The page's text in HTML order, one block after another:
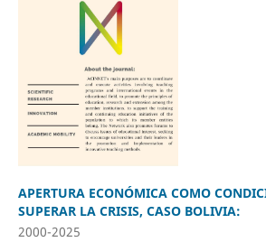
APERTURA ECONÓMICA COMO
SUPERAR LA CRISIS, CASO BOLIVIA:
2000-2025